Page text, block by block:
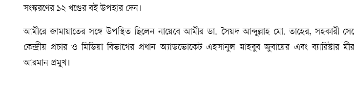
সংস্করণের ১২ খণ্ডের বই উপহার দেন।
আমীরে জামায়াতের সঙ্গে উপস্থিত ছিলেন নায়েবে আমীর ডা. সৈয়দ আব্দুল্লাহ মো. তাহের, সহকারী
কেন্দ্রীয় প্রচার ও মিডিয়া বিভাগের প্রধান অ্যাডভোকেট এহসানুল মাহবুব জুবায়ের এবং ব্যারিস্টার
আরমান প্রমুখ।